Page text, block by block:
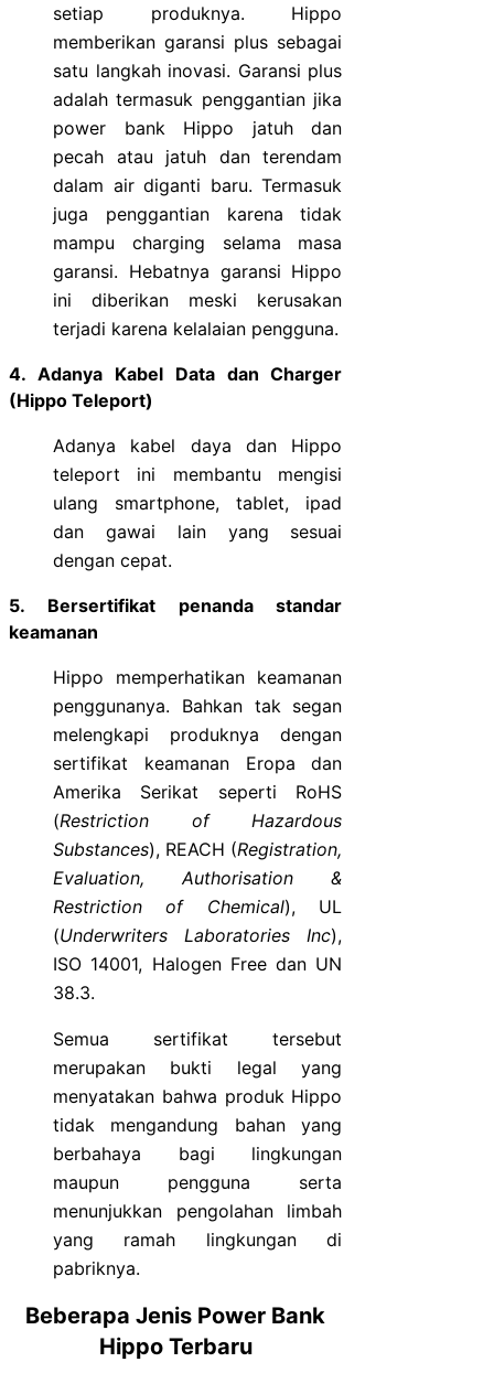
setiap produknya. Hippo
memberikan garansi plus sebagai
satu langkah inovasi. Garansi plus
adalah termasuk penggantian jika
power bank Hippo jatuh dan
pecah atau jatuh dan terendam
dalam air diganti baru. Termasuk
juga penggantian karena tidak
mampu charging selama masa
garansi. Hebatnya garansi Hippo
ini diberikan meski kerusakan
terjadi karena kelalaian pengguna.
4. Adanya Kabel Data dan Charger
(Hippo Teleport)
Adanya kabel daya dan Hippo
teleport ini membantu mengisi
ulang smartphone, tablet, ipad
dan gawai lain yang sesuai
dengan cepat.
5. Bersertifikat penanda standar
keamanan
Hippo memperhatikan keamanan
penggunanya. Bahkan tak segan
melengkapi produknya dengan
sertifikat keamanan Eropa dan
Amerika Serikat seperti RoHS
(Restriction of Hazardous
Substances), REACH (Registration,
Evaluation, Authorisation &
Restriction of Chemical), UL
(Underwriters Laboratories Inc),
ISO 14001, Halogen Free dan UN
38.3.
Semua sertifikat tersebut
merupakan bukti legal yang
menyatakan bahwa produk Hippo
tidak mengandung bahan yang
berbahaya bagi lingkungan
maupun pengguna serta
menunjukkan pengolahan limbah
yang ramah lingkungan di
pabriknya.
Beberapa Jenis Power Bank
Hippo Terbaru